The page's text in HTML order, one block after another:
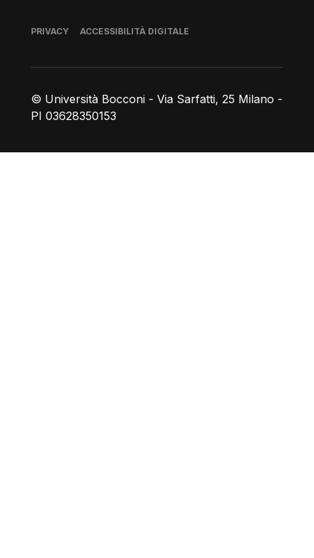
© Università Bocconi - Via Sarfatti, 25 Milano -
PI 03628350153
Piè di pagina
PRIVACY ACCESSIBILITÀ DIGITALE